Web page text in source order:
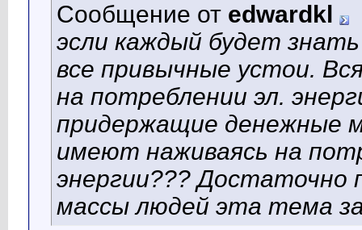
Сообщение от edwardkl
эсли каждый будет
все привычные устои.
на потреблении эл.
придержащие денежные
имеют наживаясь на
энергии??? Достаточно
массы людей эта тема